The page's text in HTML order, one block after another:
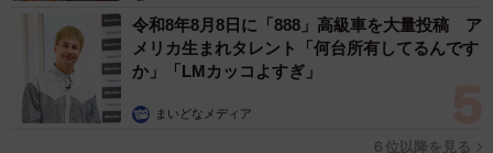
令和8年8月8日に「888」高級車を大量投稿 ア
メリカ生まれタレント「何台所有してるんです
か」「LMカッコよすぎ」
まいどなメディア
６位以降を見る